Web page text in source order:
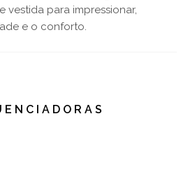
vestida para impressionar,
e o conforto.